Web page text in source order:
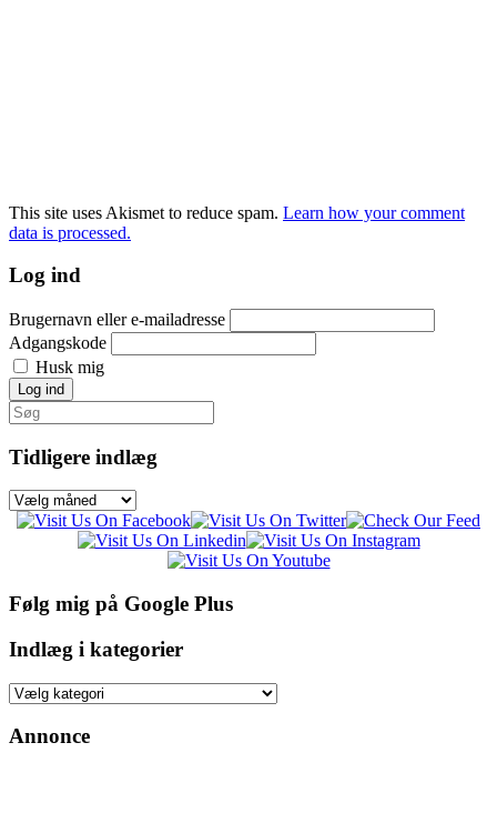
This site uses Akismet to reduce spam. Learn how your comment
data is processed.
Log ind
Brugernavn eller e-mailadresse
Adgangskode
Husk mig
Log ind
Søg
efter:
Tidligere indlæg
Tidligere
indlæg
Følg mig på Google Plus
Indlæg i kategorier
Indlæg
kategorier
Annonce